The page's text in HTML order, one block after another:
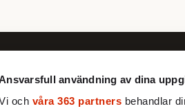
användning av dina
och våra 363 partners behandlar